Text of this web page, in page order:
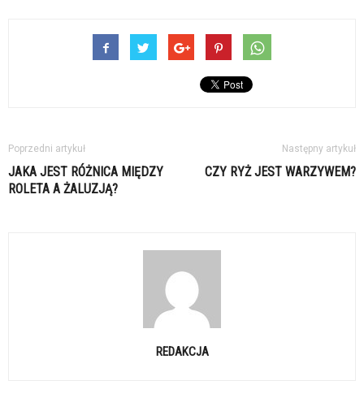
Poprzedni artykuł
JAKA JEST RÓŻNICA MIĘDZY
ROLETA A ŻALUZJĄ?
Następny artykuł
CZY RYŻ JEST WARZYWEM?
REDAKCJA